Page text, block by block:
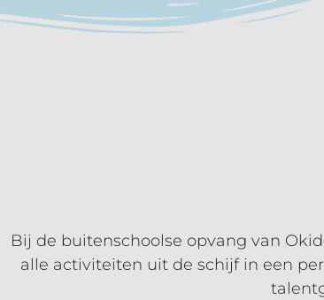
Bij de buitenschoolse opvang van
alle activiteiten uit de schijf in een